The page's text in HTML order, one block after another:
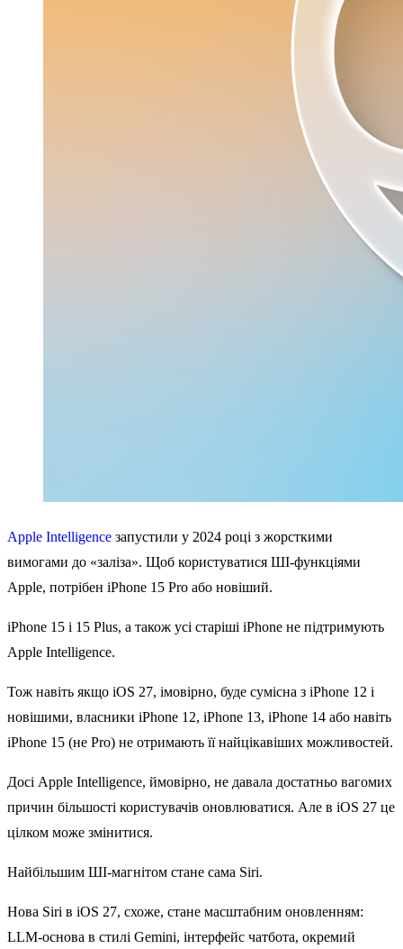
Apple Intelligence запустили у 2024 році з жорсткими
вимогами до «заліза». Щоб користуватися ШІ-функціями
Apple, потрібен iPhone 15 Pro або новіший.
iPhone 15 і 15 Plus, а також усі старіші iPhone не підтримують
Apple Intelligence.
Тож навіть якщо iOS 27, імовірно, буде сумісна з iPhone 12 і
новішими, власники iPhone 12, iPhone 13, iPhone 14 або навіть
iPhone 15 (не Pro) не отримають її найцікавіших можливостей.
Досі Apple Intelligence, ймовірно, не давала достатньо вагомих
причин більшості користувачів оновлюватися. Але в iOS 27 це
цілком може змінитися.
Найбільшим ШІ-магнітом стане сама Siri.
Нова Siri в iOS 27, схоже, стане масштабним оновленням:
LLM-основа в стилі Gemini, інтерфейс чатбота, окремий